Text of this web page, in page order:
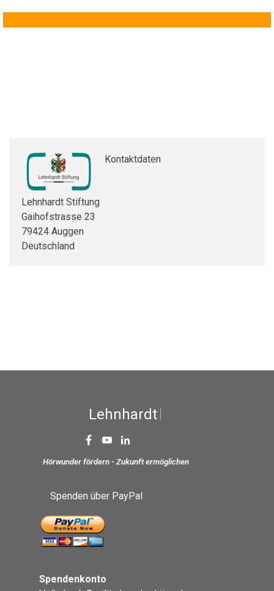
Kontaktdaten
Lehnhardt Stiftung
Gaihofstrasse 23
79424 Auggen
Deutschland
Spendenkonto
ehnhardt S
Spenden über PayPal
Hörwunder fördern - Zukunft ermöglichen